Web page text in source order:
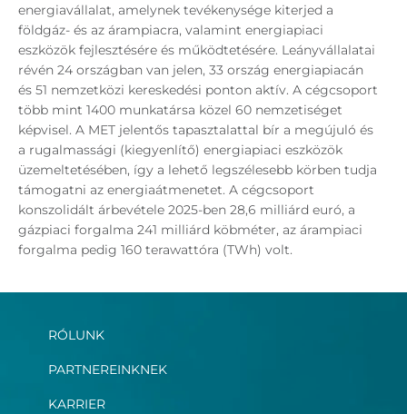
energiavállalat, amelynek tevékenysége kiterjed a
földgáz- és az árampiacra, valamint energiapiaci
eszközök fejlesztésére és működtetésére. Leányvállalatai
révén 24 országban van jelen, 33 ország energiapiacán
és 51 nemzetközi kereskedési ponton aktív. A cégcsoport
több mint 1400 munkatársa közel 60 nemzetiséget
képvisel. A MET jelentős tapasztalattal bír a megújuló és
a rugalmassági (kiegyenlítő) energiapiaci eszközök
üzemeltetésében, így a lehető legszélesebb körben tudja
támogatni az energiaátmenetet. A cégcsoport
konszolidált árbevétele 2025-ben 28,6 milliárd euró, a
gázpiaci forgalma 241 milliárd köbméter, az árampiaci
forgalma pedig 160 terawattóra (TWh) volt.
RÓLUNK
PARTNEREINKNEK
KARRIER